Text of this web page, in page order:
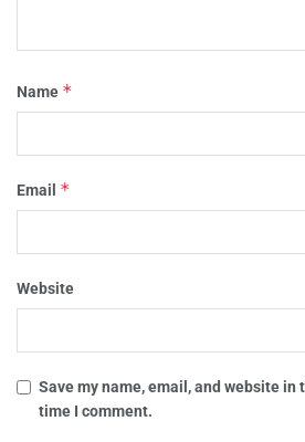
Name *
Email *
Website
Save my name, email, and website in
time I comment.